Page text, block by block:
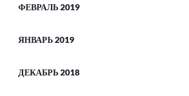
ФЕВРАЛЬ 2019
ЯНВАРЬ 2019
ДЕКАБРЬ 2018